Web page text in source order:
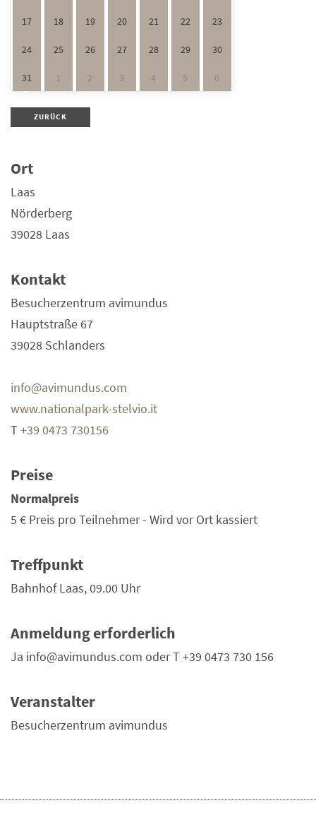
17 18 19 20 21 22 23
24 25 26 27 28 29 30
31 1 2 3 4 5 6
ZURÜCK
Ort
Laas
Nörderberg
39028 Laas
Kontakt
Besucherzentrum avimundus
Hauptstraße 67
39028 Schlanders
info@avimundus.com
www.nationalpark-stelvio.it
T+39 0473 730156
Preise
Normalpreis
5 € Preis pro Teilnehmer - Wird vor Ort kassiert
Treffpunkt
Bahnhof Laas, 09.00 Uhr
Anmeldung erforderlich
Ja info@avimundus.com oder T +39 0473 730 156
Veranstalter
Besucherzentrum avimundus